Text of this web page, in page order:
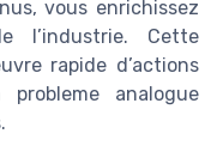
vous enrichissez
l’industrie. Cette
rapide d’actions
probleme analogue